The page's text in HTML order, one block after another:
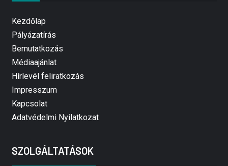
Kezdőlap
Pályázatírás
Bemutatkozás
Médiaajánlat
Hírlevél feliratkozás
Impresszum
Kapcsolat
Adatvédelmi Nyilatkozat
SZOLGÁLTATÁSOK